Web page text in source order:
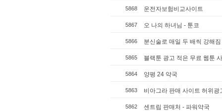
5868 운전자보험비교사이트
5867 오 나의 하녀님 - 툰코
5866 분신술로 매일 두 배씩 강해
5865 블랙툰 광고 적은 무료 웹툰
5864 양평 24 약국
5863 비아그라 판매 사이트 허위
5862 센트립 판매처 - 파워약국